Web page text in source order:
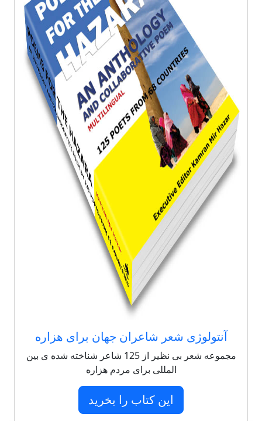
آنتولوژی شعر شاعران جهان برای هزاره
مجموعه شعر بی نظیر از 125 شاعر شناخته شده ی بین
المللی برای مردم هزاره
این کتاب را بخرید